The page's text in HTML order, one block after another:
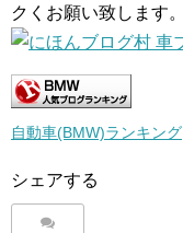
クくお願い致します。
自動車(BMW)ランキング
シェアする